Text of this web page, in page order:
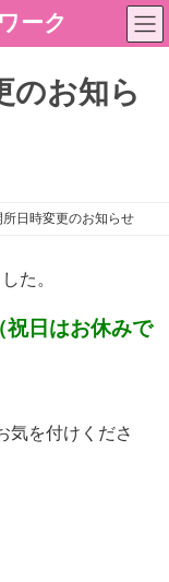
ーク
お知ら
日時変更のお知らせ
た。
祝日はお休みで
気を付けくださ